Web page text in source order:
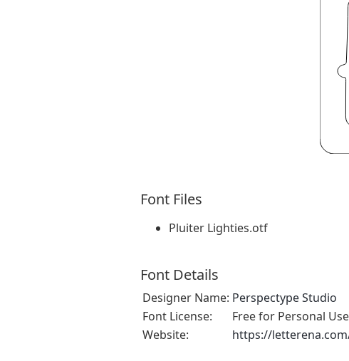
Font Files
Pluiter Lighties.otf
Font Details
Designer Name: Perspectype Studio
Font License:
Free for Personal Use
Website:
https://